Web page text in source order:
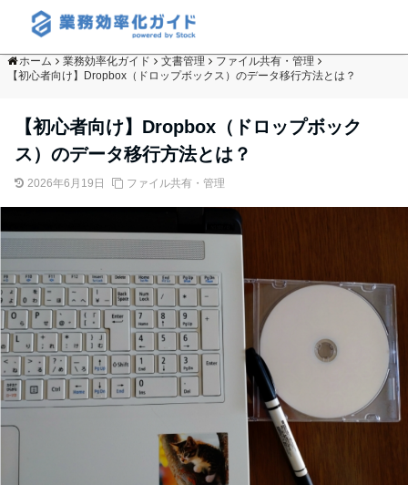
ホーム 業務効率化ガイド 文書管理
ファイル共有・管理
【初心者向け】Dropbox（ドロップボックス）のデータ移行方法とは？
【初心者向け】Dropbox（ドロップボック
ス）のデータ移行方法とは？
2026年6月19日 ファイル共有・管理